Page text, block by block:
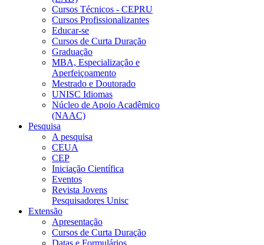
Cursos Técnicos - CEPRU
Cursos Profissionalizantes
Educar-se
Cursos de Curta Duração
Graduação
MBA, Especialização e
Aperfeiçoamento
Mestrado e Doutorado
UNISC Idiomas
Núcleo de Apoio Acadêmico
(NAAC)
Pesquisa
A pesquisa
CEUA
CEP
Iniciação Científica
Eventos
Revista Jovens
Pesquisadores Unisc
Extensão
Apresentação
Cursos de Curta Duração
Datas e Formulários